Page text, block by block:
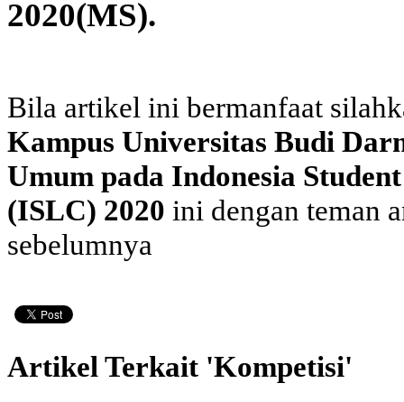
2020(MS).
Bila artikel ini bermanfaat
Kampus Universitas Budi
Umum pada Indonesia
(ISLC) 2020 ini dengan teman
sebelumnya
Artikel Terkait 'Kompetisi'